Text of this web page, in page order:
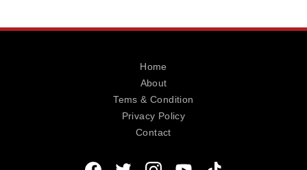
Home
About
Tems & Condition
Privacy Policy
Contact